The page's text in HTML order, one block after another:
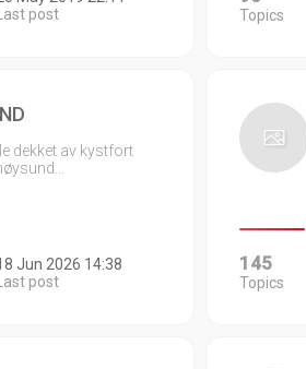
Last post
Topics
dekket av kystfort
Jun 2026 14:38
Last post
145
Topics